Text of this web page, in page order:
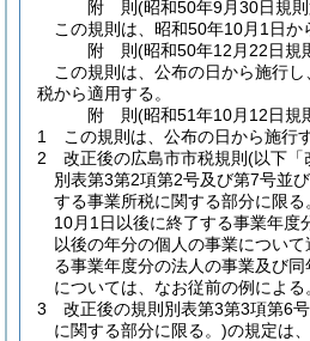
附 則(昭和50年9月30日規
この規則は、昭和50年10月1日か
附 則(昭和50年12月22日規
この規則は、公布の日から施行
税から適用する。
附 則(昭和51年10月12日規
1
この規則は、公布の日から施行
2
改正後の広島市市税規則 (以下「
別表第3第2項第2号及び第7号並
する事業所税に関する部分に限る
10月1日以後に終了する事業年度
以後の年分の個人の事業につい
る事業年度分の法人の事業及び
については、なお従前の例による
3
改正後の規則別表第3第3項第6号
に関する部分に限る。)の規定は